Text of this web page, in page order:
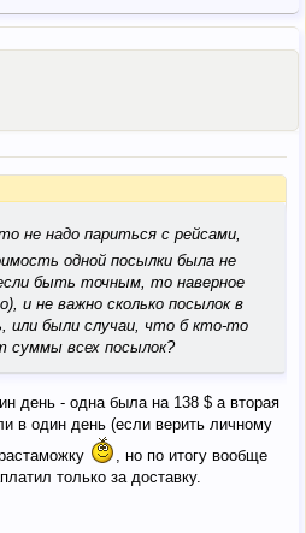
не надо париться с рейсами,
одной посылки была не
быть точным, то наверное
и не важно сколько посылок в
или были случаи, что б кто-то
суммы всех посылок?
день - одна была на 138 $ а вторая
в один день (если верить личному
, но по итогу вообще
только за доставку.